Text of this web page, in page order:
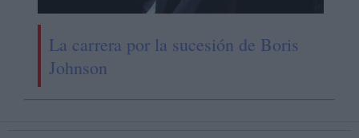
La carrera por la sucesión de Boris
Johnson